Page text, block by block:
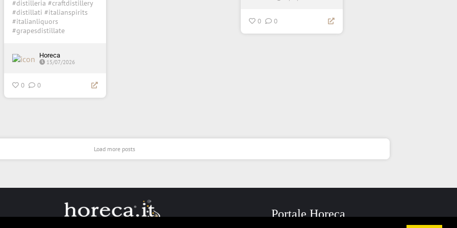
#distilleria #craftdistillery
#distillati #italianspirits
#italianliquors
#grapesdistillate
Horeca
15/07/2026
0 0
0 0
Load more posts
Portale Horeca